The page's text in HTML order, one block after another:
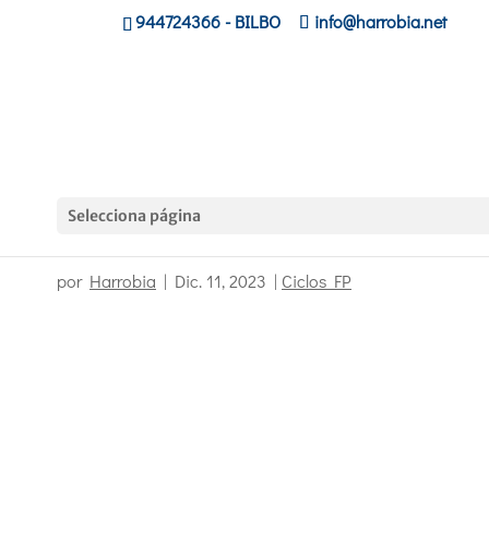
944724366- BILBO info@harrobia.net
Selecciona página
por Harrobia | Dic. 11, 2023 | Ciclos FP